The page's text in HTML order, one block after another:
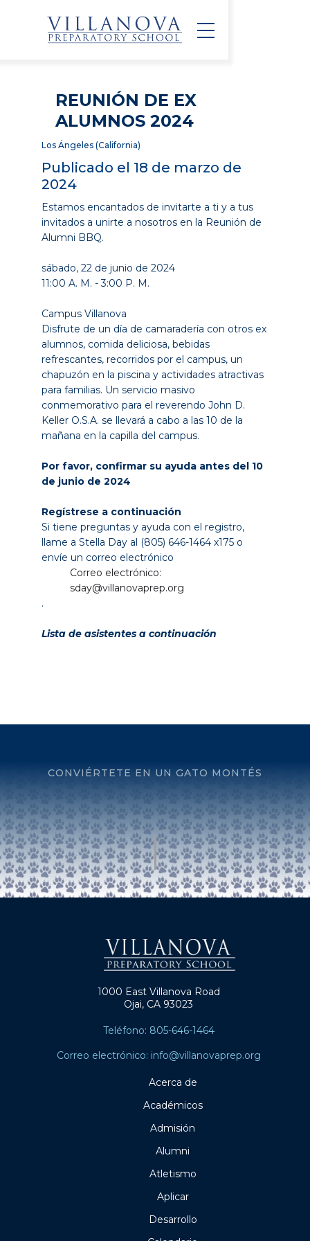
REUNIÓN DE EX
ALUMNOS 2024
Los Ángeles (California)
Publicado el 18 de marzo de
2024
Estamos encantados de invitarte a ti y a tus
invitados a unirte a nosotros en la Reunión de
Alumni BBQ.
sábado, 22 de junio de 2024
11:00 A. M. - 3:00 P. M.
Campus Villanova
Disfrute de un día de camaradería con otros ex
alumnos, comida deliciosa, bebidas
refrescantes, recorridos por el campus, un
chapuzón en la piscina y actividades atractivas
para familias. Un servicio masivo
conmemorativo para el reverendo John D.
Keller O.S.A. se llevará a cabo a las 10 de la
mañana en la capilla del campus.
Por favor, confirmar su ayuda antes del 10
de junio de 2024
Regístrese a continuación
Si tiene preguntas y ayuda con el registro,
llame a Stella Day al (805) 646-1464 x175 o
envíe un correo electrónico
Correo electrónico:
sday@villanovaprep.org
.
Lista de asistentes a continuación
CONVIÉRTETE EN UN GATO MONTÉS
1000 East Villanova Road
Ojai, CA 93023
Teléfono: 805-646-1464
Correo electrónico: info@villanovaprep.org
Acerca de
Académicos
Admisión
Alumni
Atletismo
Aplicar
Desarrollo